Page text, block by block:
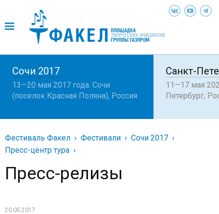
Санкт-
11—17 мая
Петербург,
Сочи 2017
13—20 мая 2017 года. Сочи
(поселок Красная Поляна), Россия
Фестиваль Факел Фестивали
Сочи 2017
Пресс-центр тура
Пресс-релизы
20.05.2017